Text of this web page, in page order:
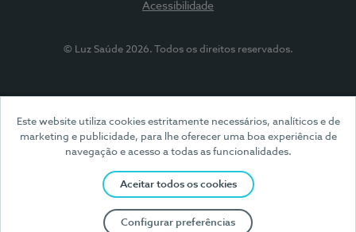
Este website utiliza cookies estritamente necessários, analíticos e de
marketing e publicidade, para lhe oferecer uma boa experiência de
navegação e acesso a todas as funcionalidades.
Aceitar todos os cookies
Configurar preferências
Acessibilidade
© Luz Saúde 2026. Todos os direitos reservados.